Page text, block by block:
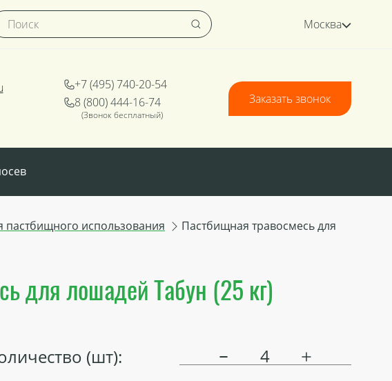
Москва
+7 (495) 740-20-54
8 (800) 444-16-74
(Звонок бесплатный)
Заказать звонок
пастбищного использования
Пастбищная травосмесь для
для лошадей Табун (25 кг)
(шт):